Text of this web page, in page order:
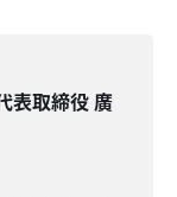
表取締役 廣